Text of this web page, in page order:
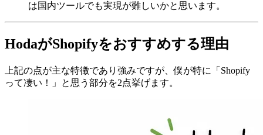
は国内ツールでも実現が難しいかと思います。
HodaがShopifyをおすすめする理由
上記の点が主な特徴であり強みですが、僕が特に「Shopify
って凄い！」と思う部分を2点挙げます。